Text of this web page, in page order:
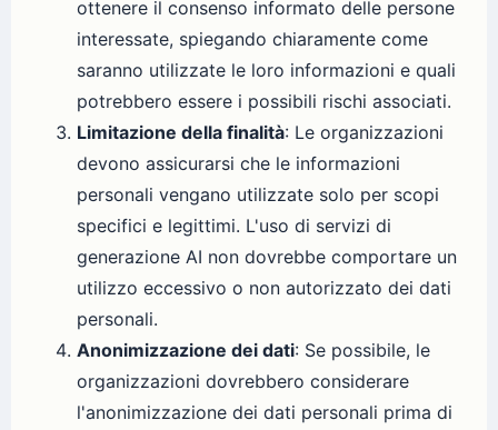
ottenere il consenso informato delle persone
interessate, spiegando chiaramente come
saranno utilizzate le loro informazioni e quali
potrebbero essere i possibili rischi associati.
Limitazione della finalità: Le organizzazioni
devono assicurarsi che le informazioni
personali vengano utilizzate solo per scopi
specifici e legittimi. L'uso di servizi di
generazione AI non dovrebbe comportare un
utilizzo eccessivo o non autorizzato dei dati
personali.
Anonimizzazione dei dati: Se possibile, le
organizzazioni dovrebbero considerare
l'anonimizzazione dei dati personali prima di